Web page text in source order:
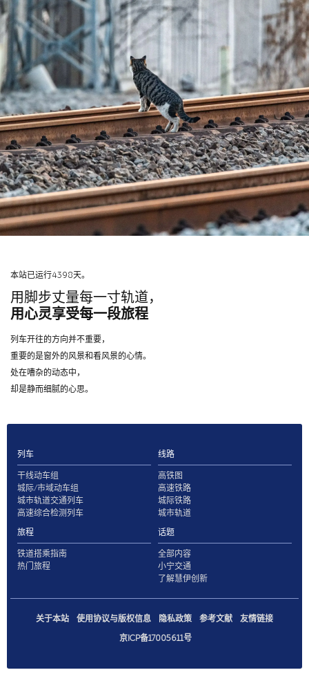
本站已运行4398天。
用脚步丈量每一寸轨道，
用心灵享受每一段旅程
列车开往的方向并不重要，
重要的是窗外的风景和看风景的心情。
处在嘈杂的动态中，
却是静而细腻的心思。
列车
干线动车组
城际/市域动车组
城市轨道交通列车
高速综合检测列车
线路
高铁图
高速铁路
城际铁路
城市轨道
旅程
铁道搭乘指南
热门旅程
话题
全部内容
小宁交通
了解慧伊创新
关于本站 使用协议与版权信息 隐私政策 参考文献
友情链接
京ICP备17005611号